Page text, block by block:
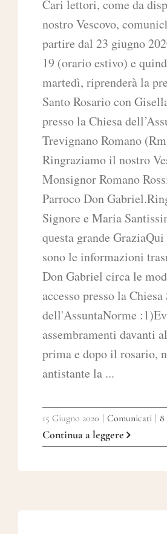
Cari lettori, come da
nostro Vescovo,
partire dal 23 giugno
19 (orario estivo) e
martedì, riprenderà la
Santo Rosario con
presso la Chiesa
Trevignano Romano
Ringraziamo il nostro
Monsignor Romano
Parroco Don
Signore e Maria
questa grande
sono le informazioni
Don Gabriel circa le
accesso presso la
dell'AssuntaNorme
assembramenti davanti
prima e dopo il rosario,
antistante la ...
15 Giugno 2020 Comunicati 8
Continua a leggere